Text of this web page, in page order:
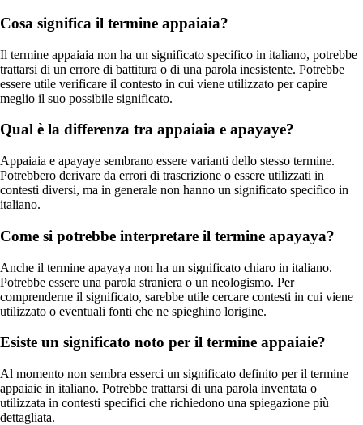
Cosa significa il termine appaiaia?
Il termine appaiaia non ha un significato specifico in italiano, potrebbe
trattarsi di un errore di battitura o di una parola inesistente. Potrebbe
essere utile verificare il contesto in cui viene utilizzato per capire
meglio il suo possibile significato.
Qual è la differenza tra appaiaia e apayaye?
Appaiaia e apayaye sembrano essere varianti dello stesso termine.
Potrebbero derivare da errori di trascrizione o essere utilizzati in
contesti diversi, ma in generale non hanno un significato specifico in
italiano.
Come si potrebbe interpretare il termine apayaya?
Anche il termine apayaya non ha un significato chiaro in italiano.
Potrebbe essere una parola straniera o un neologismo. Per
comprenderne il significato, sarebbe utile cercare contesti in cui viene
utilizzato o eventuali fonti che ne spieghino lorigine.
Esiste un significato noto per il termine appaiaie?
Al momento non sembra esserci un significato definito per il termine
appaiaie in italiano. Potrebbe trattarsi di una parola inventata o
utilizzata in contesti specifici che richiedono una spiegazione più
dettagliata.